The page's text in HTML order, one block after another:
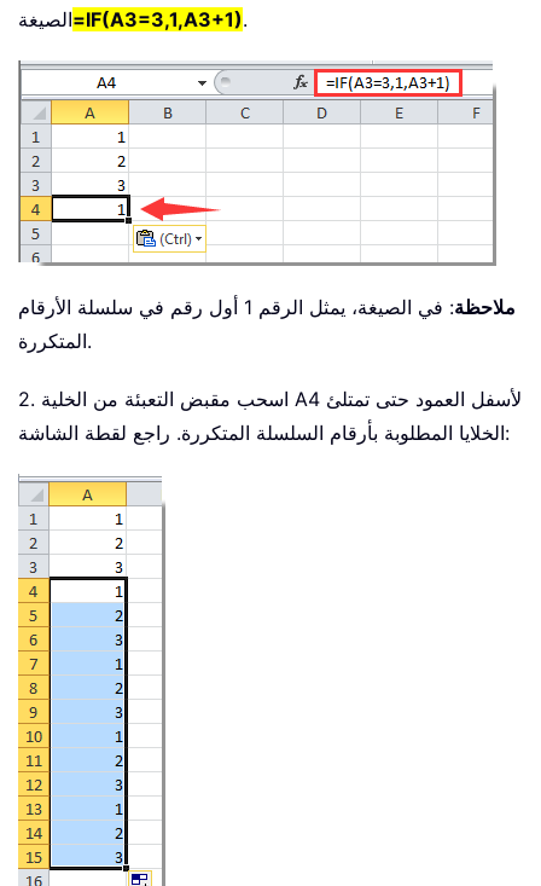
الصيغة=IF(A3=3,1,A3+1).
ملاحظة
: في الصيغة، يمثل الرقم 1 أول رقم في سلسلة الأرقام
المتكررة.
2. اسحب مقبض التعبئة من الخلية A4 لأسفل العمود حتى تمتلئ
الخلايا المطلوبة بأرقام السلسلة المتكررة. راجع لقطة الشاشة: